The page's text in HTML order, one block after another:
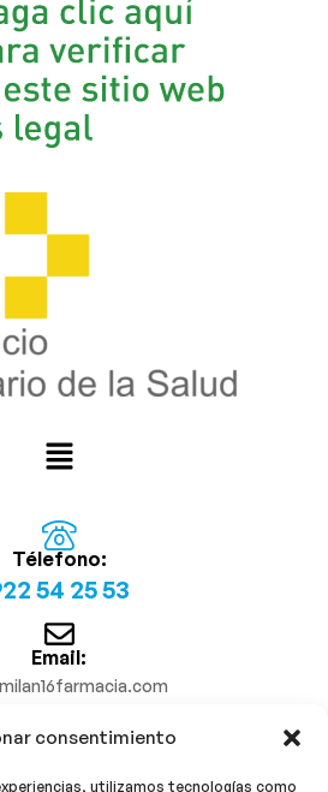
consentimiento
utilizamos tecnologías como
Télefono:
54 25 53
Email:
¡Síguenos!